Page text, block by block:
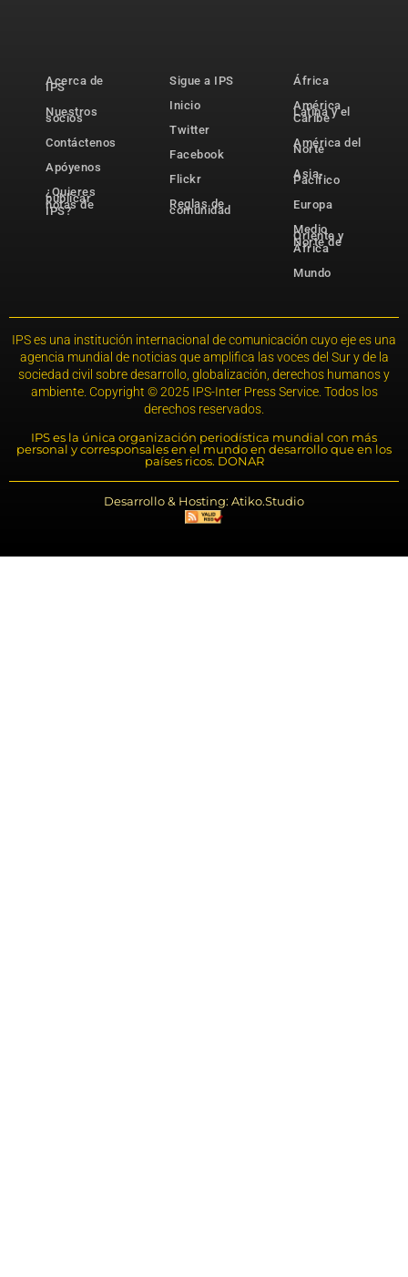
Acerca de
IPS
Nuestros
socios
Contáctenos
Apóyenos
¿Quieres
publicar
notas de
IPS?
Sigue a IPS
Inicio
Twitter
Facebook
Flickr
Reglas de
comunidad
África
América
Latina y el
Caribe
América del
Norte
Asia-
Pacífico
Europa
Medio
Oriente y
Norte de
África
Mundo
IPS es una institución internacional de comunicación cuyo eje es una
agencia mundial de noticias que amplifica las voces del Sur y de la
sociedad civil sobre desarrollo, globalización, derechos humanos y
ambiente. Copyright © 2025 IPS-Inter Press Service. Todos los
derechos reservados.
IPS es la única organización periodística mundial con más
personal y corresponsales en el mundo en desarrollo que en los
países ricos. DONAR
Desarrollo & Hosting: Atiko.Studio